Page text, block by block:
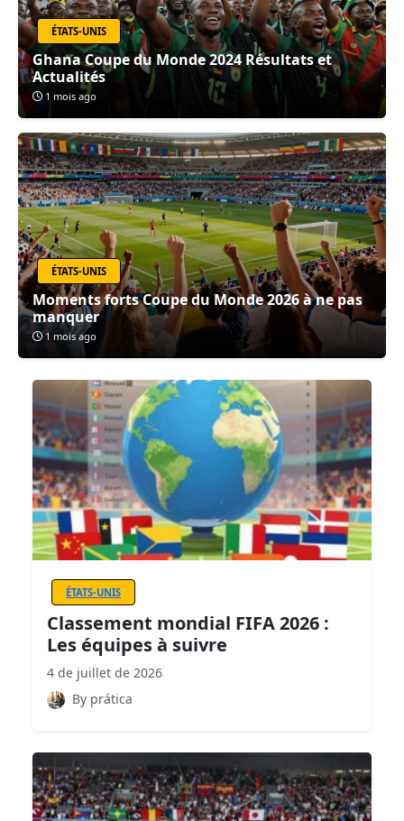
ÉTATS-UNIS
Ghana Coupe du Monde 2024 Résultats et
Actualités
1 mois ago
ÉTATS-UNIS
Moments forts Coupe du Monde 2026 à ne pas
manquer
1 mois ago
ÉTATS-UNIS
Classement mondial FIFA 2026 :
Les équipes à suivre
4 de juillet de 2026
By prática